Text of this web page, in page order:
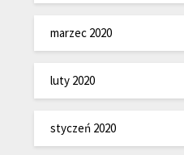
marzec 2020
luty 2020
styczeń 2020